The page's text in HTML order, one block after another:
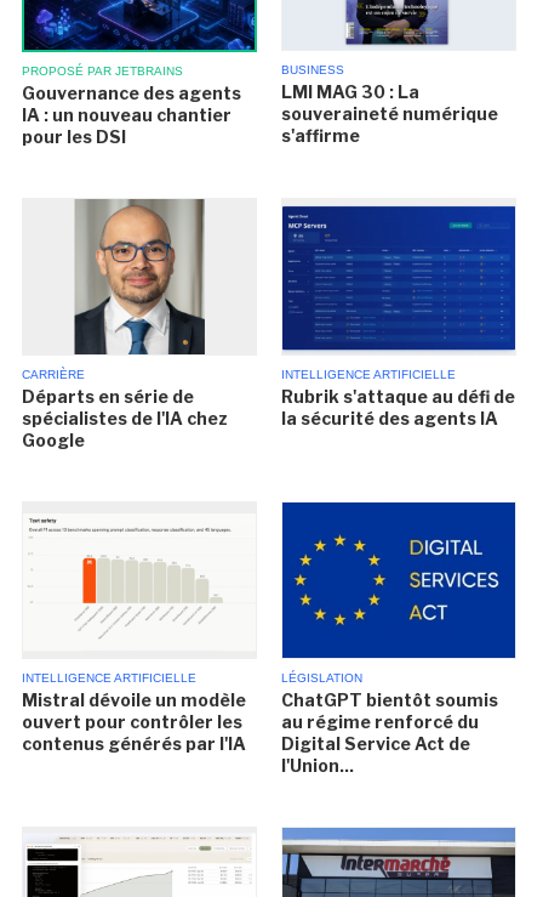
PROPOSÉ PAR JETBRAINS
Gouvernance des agents
IA : un nouveau chantier
pour les DSI
BUSINESS
LMI MAG 30 : La
souveraineté numérique
s'affirme
CARRIÈRE
Départs en série de
spécialistes de l'IA chez
Google
INTELLIGENCE ARTIFICIELLE
Rubrik s'attaque au défi de
la sécurité des agents IA
INTELLIGENCE ARTIFICIELLE
Mistral dévoile un modèle
ouvert pour contrôler les
contenus générés par l'IA
LÉGISLATION
ChatGPT bientôt soumis
au régime renforcé du
Digital Service Act de
l'Union...